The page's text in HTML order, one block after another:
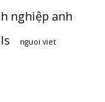
nghiệp anh
nguoi viet